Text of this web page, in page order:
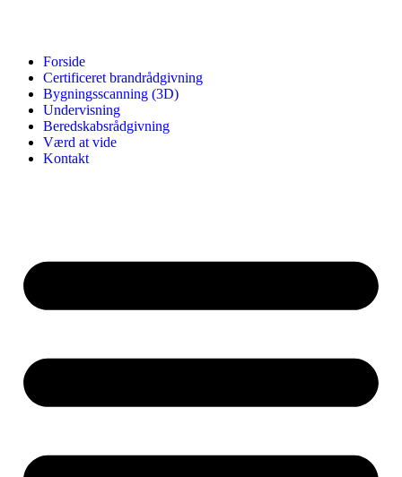
Forside
Certificeret brandrådgivning
Bygningsscanning (3D)
Undervisning
Beredskabsrådgivning
Værd at vide
Kontakt